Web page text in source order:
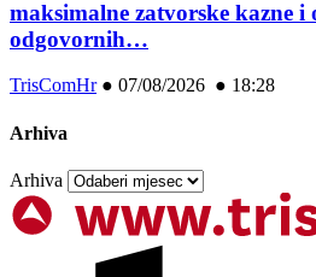
maksimalne zatvorske kazne i
odgovornih…
TrisComHr● 07/08/2026 ● 18:28
Arhiva
Arhiva